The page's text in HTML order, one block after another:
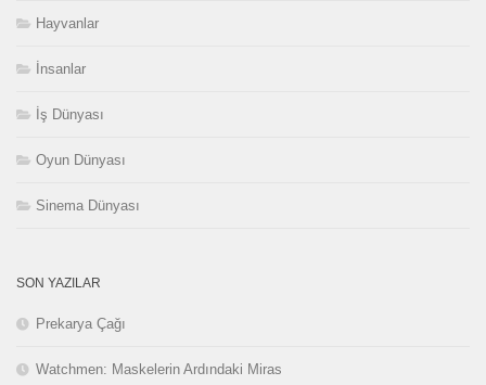
Hayvanlar
İnsanlar
İş Dünyası
Oyun Dünyası
Sinema Dünyası
SON YAZILAR
Prekarya Çağı
Watchmen: Maskelerin Ardındaki Miras